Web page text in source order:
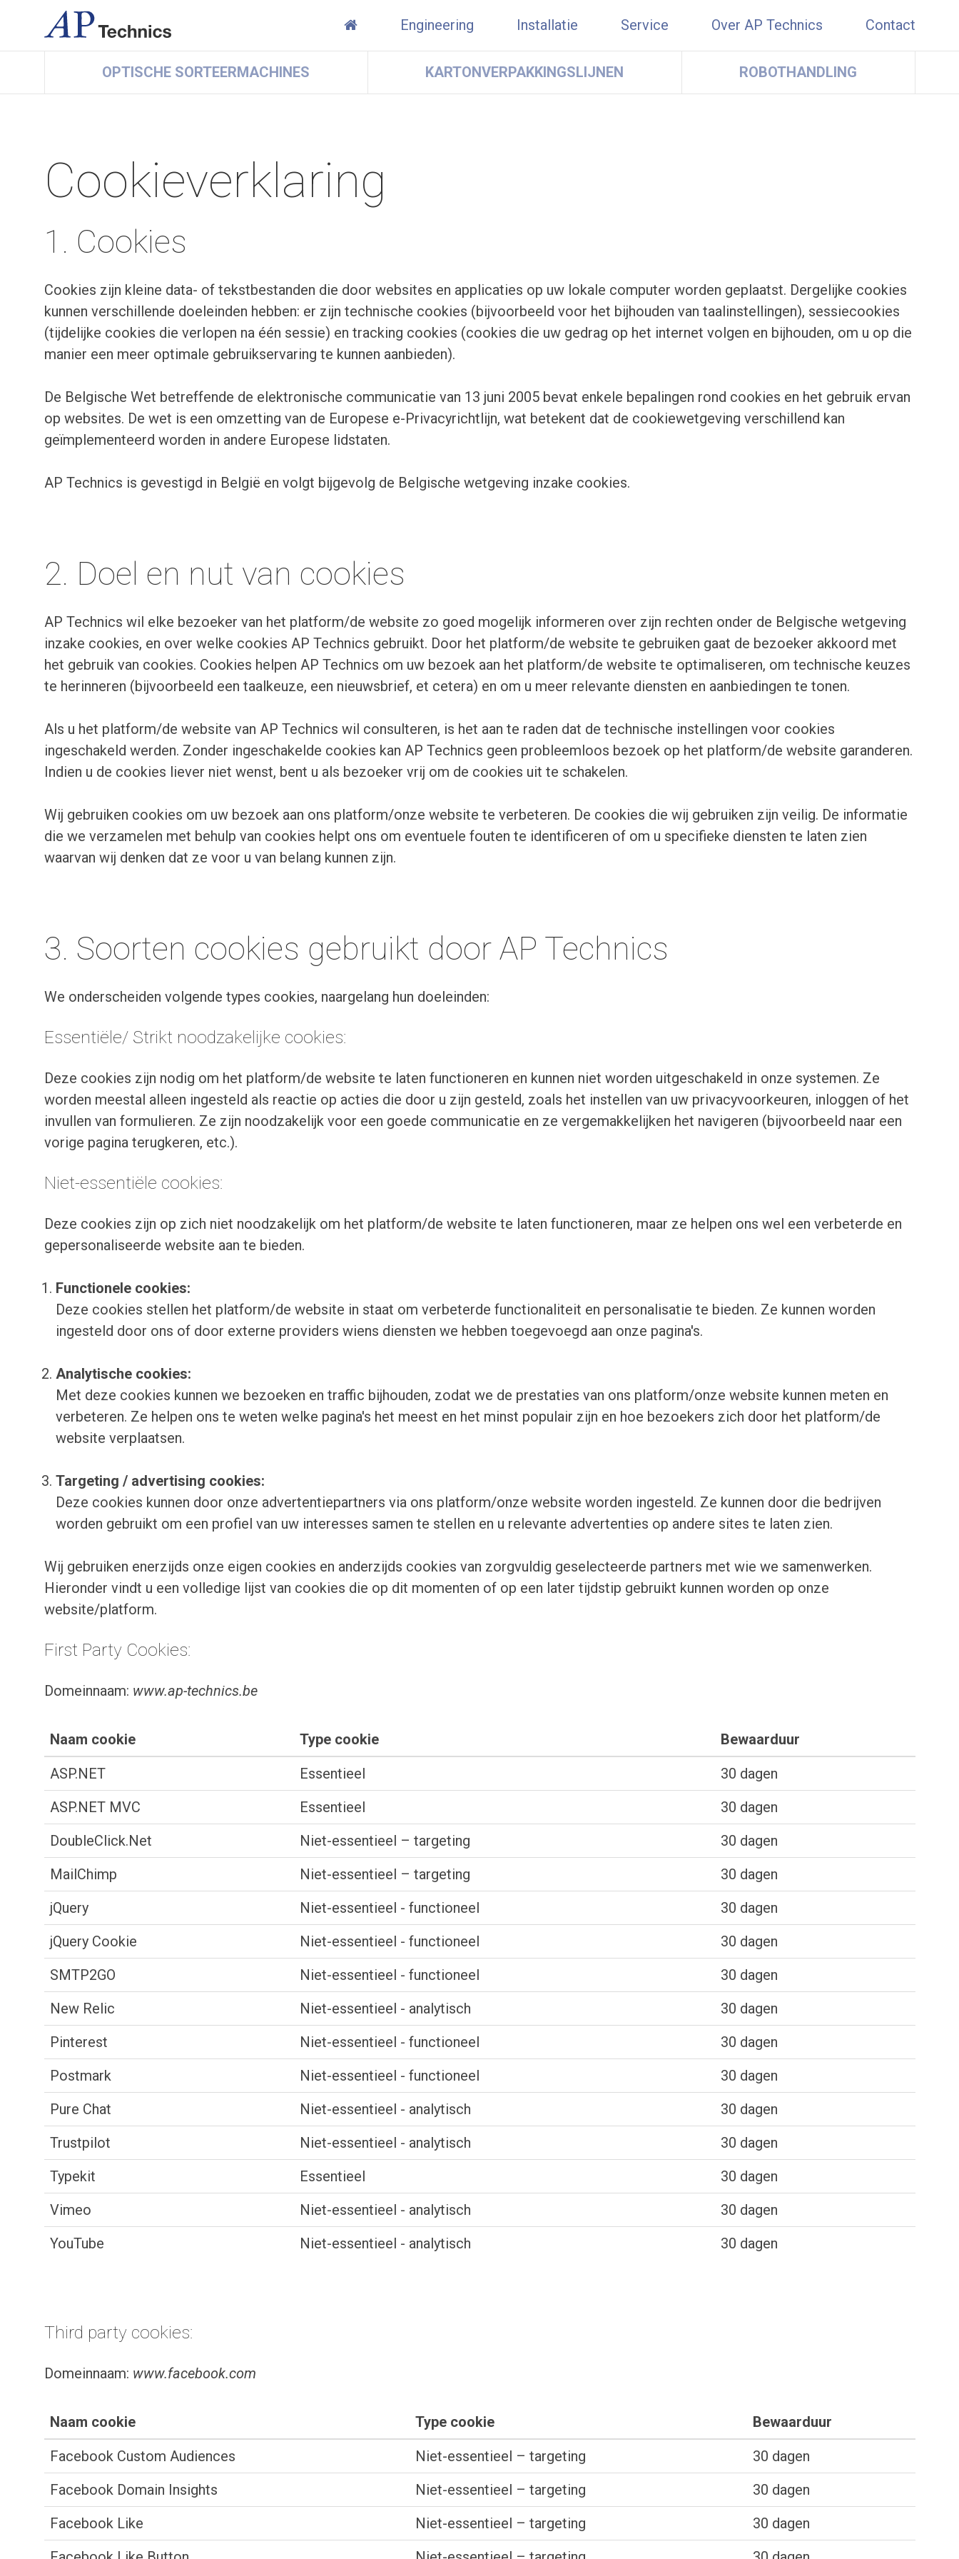
Engineering Installatie Service Over AP Technics Contact
OPTISCHE SORTEERMACHINES KARTONVERPAKKINGSLIJNEN ROBOTHANDLING
Cookieverklaring
1. Cookies
Cookies zijn kleine data- of tekstbestanden die door websites en applicaties op uw lokale computer worden geplaatst. Dergelijke cookies
kunnen verschillende doeleinden hebben: er zijn technische cookies (bijvoorbeeld voor het bijhouden van taalinstellingen), sessiecookies
(tijdelijke cookies die verlopen na één sessie) en tracking cookies (cookies die uw gedrag op het internet volgen en bijhouden, om u op die
manier een meer optimale gebruikservaring te kunnen aanbieden).
De Belgische Wet betreffende de elektronische communicatie van 13 juni 2005 bevat enkele bepalingen rond cookies en het gebruik ervan
op websites. De wet is een omzetting van de Europese e-Privacyrichtlijn, wat betekent dat de cookiewetgeving verschillend kan
geïmplementeerd worden in andere Europese lidstaten.
AP Technics is gevestigd in België en volgt bijgevolg de Belgische wetgeving inzake cookies.
2. Doel en nut van cookies
AP Technics wil elke bezoeker van het platform/de website zo goed mogelijk informeren over zijn rechten onder de Belgische wetgeving
inzake cookies, en over welke cookies AP Technics gebruikt. Door het platform/de website te gebruiken gaat de bezoeker akkoord met
het gebruik van cookies. Cookies helpen AP Technics om uw bezoek aan het platform/de website te optimaliseren, om technische keuzes
te herinneren (bijvoorbeeld een taalkeuze, een nieuwsbrief, et cetera) en om u meer relevante diensten en aanbiedingen te tonen.
Als u het platform/de website van AP Technics wil consulteren, is het aan te raden dat de technische instellingen voor cookies
ingeschakeld werden. Zonder ingeschakelde cookies kan AP Technics geen probleemloos bezoek op het platform/de website garanderen.
Indien u de cookies liever niet wenst, bent u als bezoeker vrij om de cookies uit te schakelen.
Wij gebruiken cookies om uw bezoek aan ons platform/onze website te verbeteren. De cookies die wij gebruiken zijn veilig. De informatie
die we verzamelen met behulp van cookies helpt ons om eventuele fouten te identificeren of om u specifieke diensten te laten zien
waarvan wij denken dat ze voor u van belang kunnen zijn.
3. Soorten cookies gebruikt door AP Technics
We onderscheiden volgende types cookies, naargelang hun doeleinden:
Essentiële/ Strikt noodzakelijke cookies:
Deze cookies zijn nodig om het platform/de website te laten functioneren en kunnen niet worden uitgeschakeld in onze systemen. Ze
worden meestal alleen ingesteld als reactie op acties die door u zijn gesteld, zoals het instellen van uw privacyvoorkeuren, inloggen of het
invullen van formulieren. Ze zijn noodzakelijk voor een goede communicatie en ze vergemakkelijken het navigeren (bijvoorbeeld naar een
vorige pagina terugkeren, etc.).
Niet-essentiële cookies:
Deze cookies zijn op zich niet noodzakelijk om het platform/de website te laten functioneren, maar ze helpen ons wel een verbeterde en
gepersonaliseerde website aan te bieden.
Functionele cookies:
Deze cookies stellen het platform/de website in staat om verbeterde functionaliteit en personalisatie te bieden. Ze kunnen worden
ingesteld door ons of door externe providers wiens diensten we hebben toegevoegd aan onze pagina's.
Analytische cookies:
Met deze cookies kunnen we bezoeken en traffic bijhouden, zodat we de prestaties van ons platform/onze website kunnen meten en
verbeteren. Ze helpen ons te weten welke pagina's het meest en het minst populair zijn en hoe bezoekers zich door het platform/de
website verplaatsen.
Targeting / advertising cookies:
Deze cookies kunnen door onze advertentiepartners via ons platform/onze website worden ingesteld. Ze kunnen door die bedrijven
worden gebruikt om een profiel van uw interesses samen te stellen en u relevante advertenties op andere sites te laten zien.
Wij gebruiken enerzijds onze eigen cookies en anderzijds cookies van zorgvuldig geselecteerde partners met wie we samenwerken.
Hieronder vindt u een volledige lijst van cookies die op dit momenten of op een later tijdstip gebruikt kunnen worden op onze
website/platform.
First Party Cookies:
Domeinnaam: www.ap-technics.be
Naam cookie Type cookie
Bewaarduur
ASP.NET
Essentieel
30 dagen
ASP.NET MVC
Essentieel
30 dagen
DoubleClick.Net
Niet-essentieel – targeting
30 dagen
MailChimp
Niet-essentieel – targeting
30 dagen
jQuery
Niet-essentieel - functioneel
30 dagen
jQuery Cookie
Niet-essentieel - functioneel
30 dagen
SMTP2GO
Niet-essentieel - functioneel
30 dagen
New Relic
Niet-essentieel - analytisch
30 dagen
Pinterest
Niet-essentieel - functioneel
30 dagen
Postmark
Niet-essentieel - functioneel
30 dagen
Pure Chat
Niet-essentieel - analytisch
30 dagen
Trustpilot
Niet-essentieel - analytisch
30 dagen
Typekit
Essentieel
30 dagen
Vimeo
Niet-essentieel - analytisch
30 dagen
YouTube
Niet-essentieel - analytisch 30 dagen
Third party cookies:
Domeinnaam: www.facebook.com
Naam cookie Type cookie
Bewaarduur
Facebook Custom Audiences
Niet-essentieel – targeting
30 dagen
Facebook Domain Insights
Niet-essentieel – targeting
30 dagen
Facebook Like
Niet-essentieel – targeting
30 dagen